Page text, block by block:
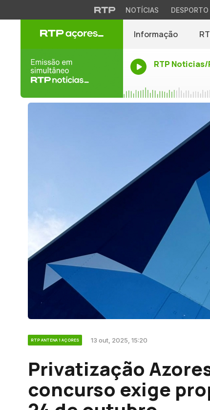
NOTÍCIAS DESPORTO
Informação
RTP Noticias/
RTP ANTENA 1 AÇORES 13 out, 2025, 15:20
Privatização
concurso exige